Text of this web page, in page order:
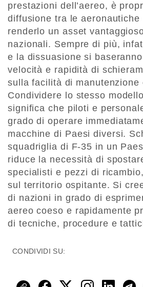
prestazioni dell’aereo, è
diffusione tra le aeronautiche
renderlo un asset
nazionali. Sempre di più,
e la dissuasione si
velocità e rapidità di
sulla facilità di manutenzione
Condividere lo stesso
significa che piloti e
grado di operare
macchine di Paesi diversi.
squadriglia di F-35 in un
riduce la necessità di
specialisti e pezzi di
sul territorio ospitante. Si
di nazioni in grado di
aereo coeso e rapidamente
di tecniche, procedure e
CONDIVIDI SU: